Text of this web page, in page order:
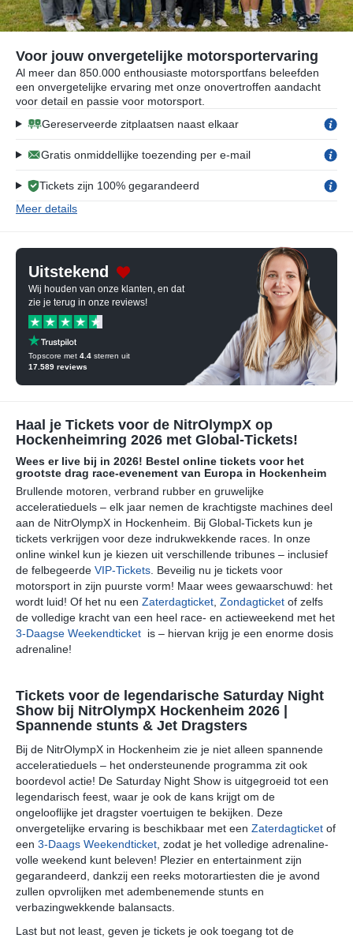
Voor jouw onvergetelijke motorsportervaring
Al meer dan 850.000 enthousiaste motorsportfans beleefden
een onvergetelijke ervaring met onze onovertroffen aandacht
voor detail en passie voor motorsport.
Gereserveerde zitplaatsen naast elkaar
Gratis onmiddellijke toezending per e-mail
Tickets zijn 100% gegarandeerd
Meer details
Uitstekend
Wij houden van onze klanten, en dat
zie je terug in onze reviews!
Topscore met 4.4 sterren uit
17.589 reviews
Haal je Tickets voor de NitrOlympX op
Hockenheimring 2026 met Global-Tickets!
Wees er live bij in 2026! Bestel online tickets voor het
grootste drag race-evenement van Europa in Hockenheim
Brullende motoren, verbrand rubber en gruwelijke
acceleratieduels – elk jaar nemen de krachtigste machines deel
aan de NitrOlympX in Hockenheim. Bij Global-Tickets kun je
tickets verkrijgen voor deze indrukwekkende races. In onze
online winkel kun je kiezen uit verschillende tribunes – inclusief
de felbegeerde VIP-Tickets . Beveilig nu je tickets voor
motorsport in zijn puurste vorm! Maar wees gewaarschuwd: het
wordt luid! Of het nu een Zaterdagticket Zondagticket of zelfs
de volledige kracht van een heel race- en actieweekend met het
3-Daagse Weekendticket is – hiervan krijg je een enorme dosis
adrenaline!
Tickets voor de legendarische Saturday Night
Show bij NitrOlympX Hockenheim 2026 |
Spannende stunts & Jet Dragsters
Bij de NitrOlympX in Hockenheim zie je niet alleen spannende
acceleratieduels – het ondersteunende programma zit ook
boordevol actie! De Saturday Night Show is uitgegroeid tot een
legendarisch feest, waar je ook de kans krijgt om de
ongelooflijke jet dragster voertuigen te bekijken. Deze
onvergetelijke ervaring is beschikbaar met een Zaterdagticket of
een 3-Daags Weekendticket , zodat je het volledige adrenaline-
volle weekend kunt beleven! Plezier en entertainment zijn
gegarandeerd, dankzij een reeks motorartiesten die je avond
zullen opvrolijken met adembenemende stunts en
verbazingwekkende balansacts.
Last but not least, geven je tickets je ook toegang tot de